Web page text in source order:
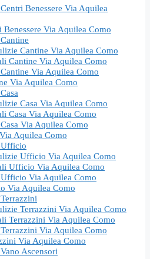
Benessere Via Aquilea
Via Aquilea Como
Cantine Via Aquilea Como
Cantine Via Aquilea Como
Via Aquilea Como
Via Aquilea Como
Casa Via Aquilea Como
Casa Via Aquilea Como
Via Aquilea Como
Aquilea Como
Ufficio
Ufficio Via Aquilea Como
Ufficio Via Aquilea Como
Via Aquilea Como
Via Aquilea Como
Terrazzini Via Aquilea Como
Terrazzini Via Aquilea Como
Via Aquilea Como
Via Aquilea Como
Ascensori